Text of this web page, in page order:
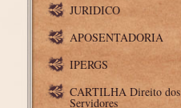
JURIDICO
APOSENTADORIA
IPERGS
CARTILHA Direito dos
Servidores